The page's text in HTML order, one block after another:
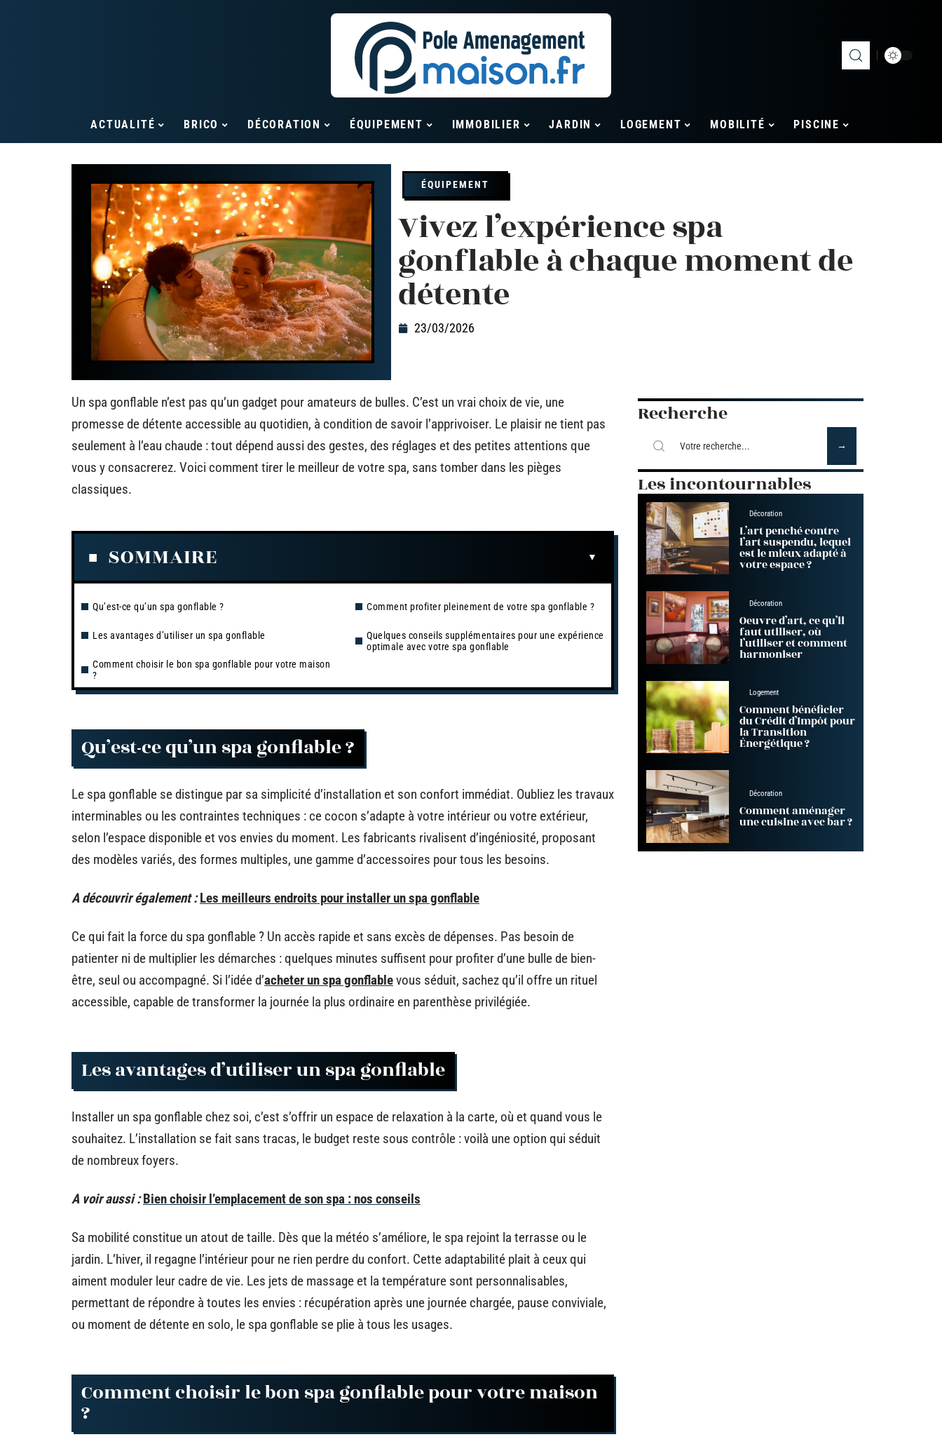
ACTUALITÉ BRICO DÉCORATION ÉQUIPEMENT IMMOBILIER JARDIN LOGEMENT MOBILITÉ PISCINE
ÉQUIPEMENT
Vivez l’expérience spa
gonflable à chaque moment de
détente
23/03/2026
Un spa gonflable n’est pas qu’un gadget pour amateurs de bulles. C’est un vrai choix de vie, une
promesse de détente accessible au quotidien, à condition de savoir l’apprivoiser. Le plaisir ne tient pas
seulement à l’eau chaude : tout dépend aussi des gestes, des réglages et des petites attentions que
vous y consacrerez. Voici comment tirer le meilleur de votre spa, sans tomber dans les pièges
classiques.
SOMMAIRE
Qu’est-ce qu’un spa gonflable ?
Les avantages d’utiliser un spa gonflable
Comment choisir le bon spa gonflable pour votre maison
?
Comment profiter pleinement de votre spa gonflable ?
Quelques conseils supplémentaires pour une expérience
optimale avec votre spa gonflable
Qu’est-ce qu’un spa gonflable ?
Le spa gonflable se distingue par sa simplicité d’installation et son confort immédiat. Oubliez les travaux
interminables ou les contraintes techniques : ce cocon s’adapte à votre intérieur ou votre extérieur,
selon l’espace disponible et vos envies du moment. Les fabricants rivalisent d’ingéniosité, proposant
des modèles variés, des formes multiples, une gamme d’accessoires pour tous les besoins.
A découvrir également : Les meilleurs endroits pour installer un spa gonflable
Ce qui fait la force du spa gonflable ? Un accès rapide et sans excès de dépenses. Pas besoin de
patienter ni de multiplier les démarches : quelques minutes suffisent pour profiter d’une bulle de bien-
être, seul ou accompagné. Si l’idée d’acheter un spa gonflablevous séduit, sachez qu’il offre un rituel
accessible, capable de transformer la journée la plus ordinaire en parenthèse privilégiée.
Les avantages d’utiliser un spa gonflable
Installer un spa gonflable chez soi, c’est s’offrir un espace de relaxation à la carte, où et quand vous le
souhaitez. L’installation se fait sans tracas, le budget reste sous contrôle : voilà une option qui séduit
de nombreux foyers.
A voir aussi : Bien choisir l’emplacement de son spa : nos conseils
Sa mobilité constitue un atout de taille. Dès que la météo s’améliore, le spa rejoint la terrasse ou le
jardin. L’hiver, il regagne l’intérieur pour ne rien perdre du confort. Cette adaptabilité plait à ceux qui
aiment moduler leur cadre de vie. Les jets de massage et la température sont personnalisables,
permettant de répondre à toutes les envies : récupération après une journée chargée, pause conviviale,
ou moment de détente en solo, le spa gonflable se plie à tous les usages.
Comment choisir le bon spa gonflable pour votre maison
?
Recherche
Les incontournables
Décoration
L’art penché contre
l’art suspendu, lequel
est le mieux adapté à
votre espace ?
Décoration
Oeuvre d’art, ce qu’il
faut utiliser, où
l’utiliser et comment
harmoniser
Logement
Comment bénéficier
du Crédit d’Impôt pour
la Transition
Énergétique ?
Décoration
Comment aménager
une cuisine avec bar ?